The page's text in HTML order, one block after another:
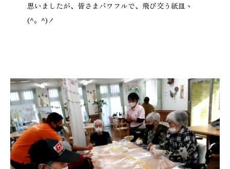
思いましたが、皆さまパワフルで、飛び交う紙皿ヽ
(^。^)ノ